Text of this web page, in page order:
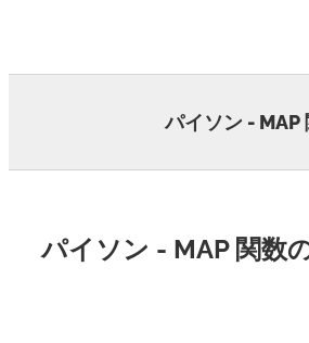
パイソン - MAP
パイソン - MAP 関数